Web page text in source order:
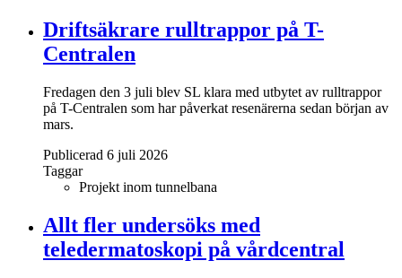
Driftsäkrare rulltrappor på T-
Centralen
Fredagen den 3 juli blev SL klara med utbytet av rulltrappor
på T-Centralen som har påverkat resenärerna sedan början av
mars.
Publicerad 6 juli 2026
Taggar
Projekt inom tunnelbana
Allt fler undersöks med
teledermatoskopi på vårdcentral